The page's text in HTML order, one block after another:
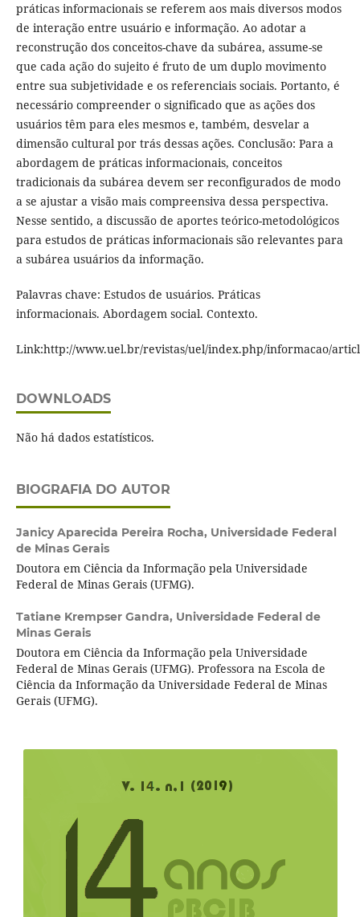
práticas informacionais se referem aos mais diversos modos
de interação entre usuário e informação. Ao adotar a
reconstrução dos conceitos-chave da subárea, assume-se
que cada ação do sujeito é fruto de um duplo movimento
entre sua subjetividade e os referenciais sociais. Portanto, é
necessário compreender o significado que as ações dos
usuários têm para eles mesmos e, também, desvelar a
dimensão cultural por trás dessas ações. Conclusão: Para a
abordagem de práticas informacionais, conceitos
tradicionais da subárea devem ser reconfigurados de modo
a se ajustar a visão mais compreensiva dessa perspectiva.
Nesse sentido, a discussão de aportes teórico-metodológicos
para estudos de práticas informacionais são relevantes para
a subárea usuários da informação.
Palavras chave: Estudos de usuários. Práticas
informacionais. Abordagem social. Contexto.
Link:http://www.uel.br/revistas/uel/index.php/informacao/
DOWNLOADS
Não há dados estatísticos.
BIOGRAFIA DO AUTOR
Janicy Aparecida Pereira Rocha, Universidade Federal
de Minas Gerais
Doutora em Ciência da Informação pela Universidade
Federal de Minas Gerais (UFMG).
Tatiane Krempser Gandra, Universidade Federal de
Minas Gerais
Doutora em Ciência da Informação pela Universidade
Federal de Minas Gerais (UFMG). Professora na Escola de
Ciência da Informação da Universidade Federal de Minas
Gerais (UFMG).